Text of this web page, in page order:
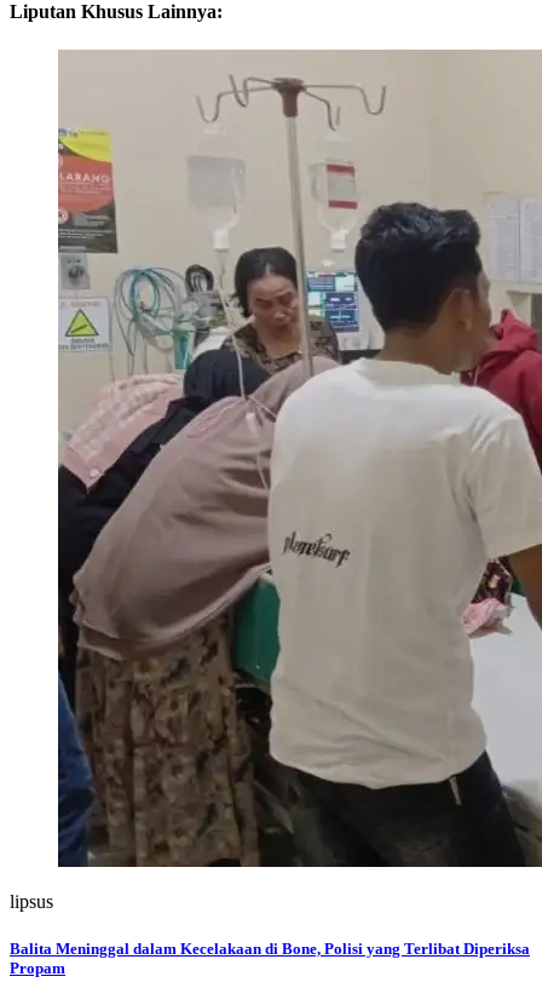
Liputan Khusus Lainnya:
lipsus
Balita Meninggal dalam Kecelakaan di Bone, Polisi yang Terlibat Diperiksa
Propam